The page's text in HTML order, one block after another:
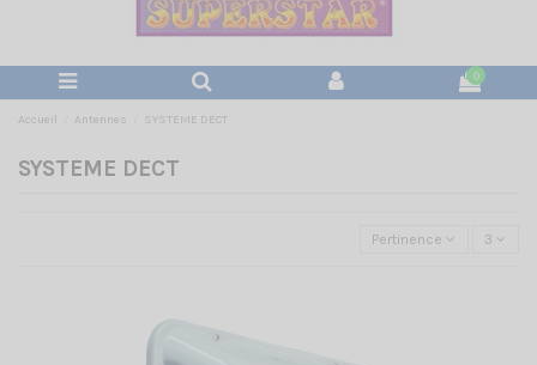
0
Accueil Antennes SYSTEME DECT
SYSTEME DECT
Pertinence 3